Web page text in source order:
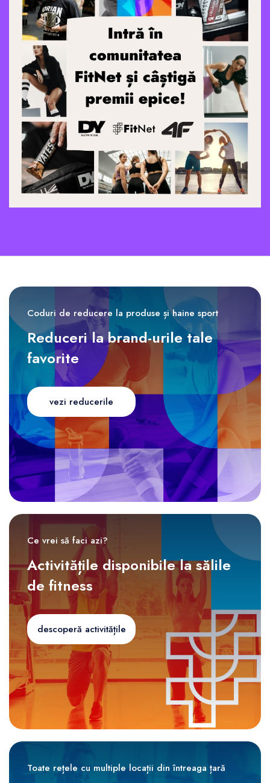
Coduri de reducere la produse și haine sport
Reduceri la brand-urile tale
favorite
vezi reducerile
Ce vrei să faci azi?
Activitățile disponibile la sălile
de fitness
descoperă activitățile
Toate rețele cu multiple locații din întreaga țară